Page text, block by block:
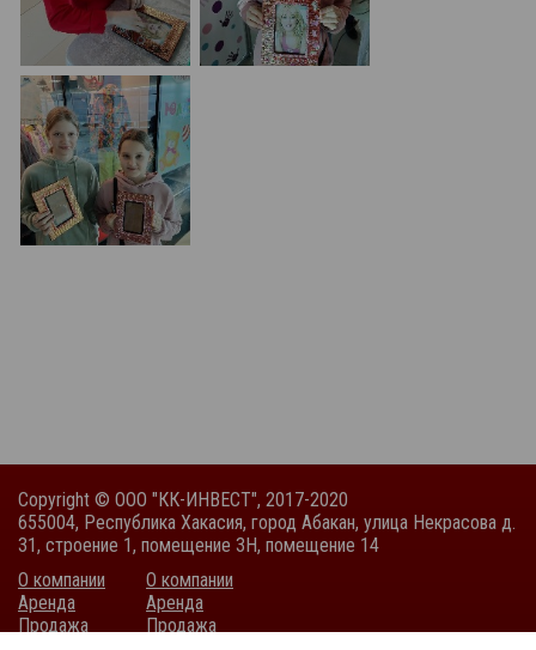
Copyright © ООО "КК-ИНВЕСТ", 2017-2020
655004, Республика Хакасия, город Абакан, улица Некрасова д.
31, строение 1, помещение 3Н, помещение 14
О компании
Аренда
Продажа
О компании
Аренда
Продажа